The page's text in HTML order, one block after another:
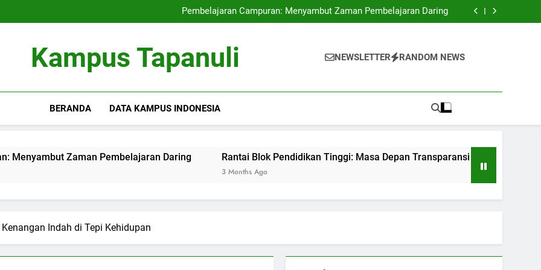
Pembelajaran Campuran: Menyambut Zaman Pembelajaran Daring
Rantai Blok Pendidikan Tinggi: Masa Depan Transparansi di Institusi
Pembelajaran Campuran: Menyambut Zaman Pembelajaran Daring
Rantai Blok Pendidikan Tinggi: Masa Depan Transparansi di Institusi
Kampus Tapanuli NEWSLETTER RANDOM NEWS
BERANDA DATA KAMPUS INDONESIA
Zaman Pembelajaran Daring Rantai Blok Pendidikan Tinggi: Masa Depan Transparansi di Institusi Pendidikan
Indah di Tepi Kehidupan